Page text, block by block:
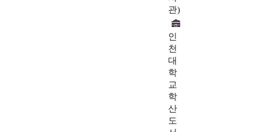
관)
인
천
대
학
교
학
산
도